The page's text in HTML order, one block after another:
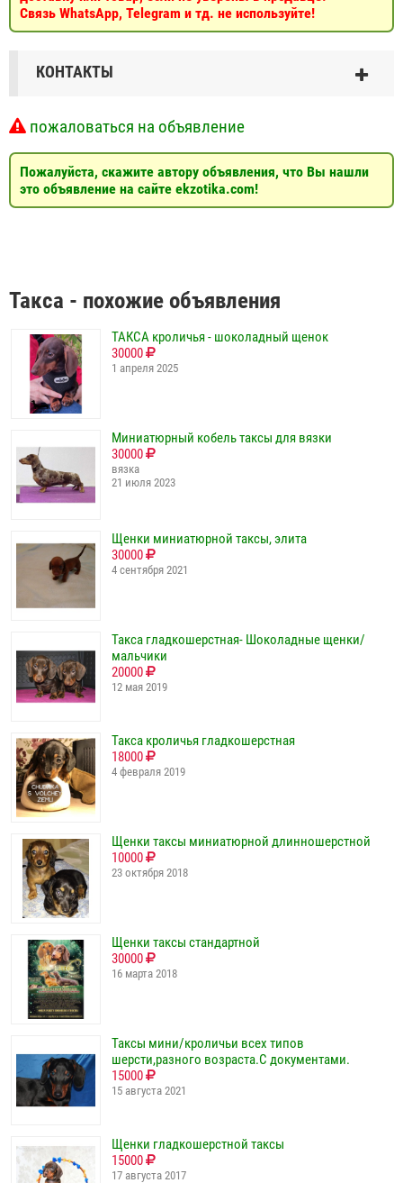
Связь WhatsApp, Telegram и тд. не используйте!
КОНТАКТЫ
пожаловаться на объявление
Пожалуйста, скажите автору объявления, что Вы нашли
это объявление на сайте ekzotika.com!
Такса - похожие объявления
ТАКСА кроличья - шоколадный щенок
30000
1 апреля 2025
Миниатюрный кобель таксы для вязки
30000
вязка
21 июля 2023
Щенки миниатюрной таксы, элита
30000
4 сентября 2021
Такса гладкошерстная- Шоколадные щенки/
мальчики
20000
12 мая 2019
Такса кроличья гладкошерстная
18000
4 февраля 2019
Щенки таксы миниатюрной длинношерстной
10000
23 октября 2018
Щенки таксы стандартной
30000
16 марта 2018
Таксы мини/кроличьи всех типов
шерсти,разного возраста.С документами.
15000
15 августа 2021
Щенки гладкошерстной таксы
15000
17 августа 2017